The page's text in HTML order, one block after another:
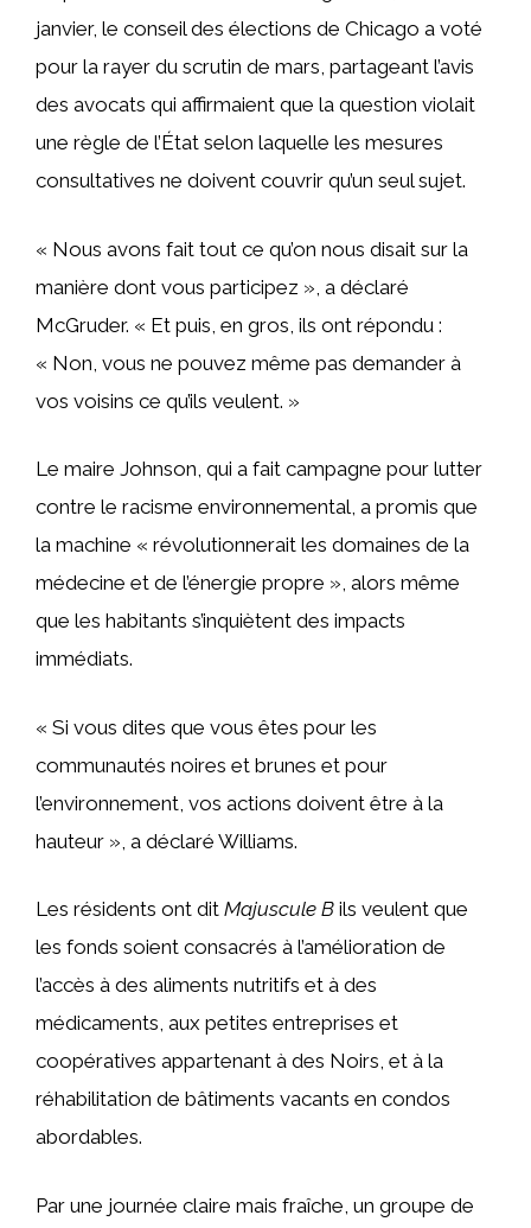
janvier, le conseil des élections de Chicago a voté
pour la rayer du scrutin de mars, partageant l’avis
des avocats qui affirmaient que la question violait
une règle de l’État selon laquelle les mesures
consultatives ne doivent couvrir qu’un seul sujet.
« Nous avons fait tout ce qu’on nous disait sur la
manière dont vous participez », a déclaré
McGruder. « Et puis, en gros, ils ont répondu :
« Non, vous ne pouvez même pas demander à
vos voisins ce qu’ils veulent. »
Le maire Johnson, qui a fait campagne pour lutter
contre le racisme environnemental, a promis que
la machine « révolutionnerait les domaines de la
médecine et de l’énergie propre », alors même
que les habitants s’inquiètent des impacts
immédiats.
« Si vous dites que vous êtes pour les
communautés noires et brunes et pour
l’environnement, vos actions doivent être à la
hauteur », a déclaré Williams.
Les résidents ont dit Majuscule B ils veulent que
les fonds soient consacrés à l’amélioration de
l’accès à des aliments nutritifs et à des
médicaments, aux petites entreprises et
coopératives appartenant à des Noirs, et à la
réhabilitation de bâtiments vacants en condos
abordables.
Par une journée claire mais fraîche, un groupe de